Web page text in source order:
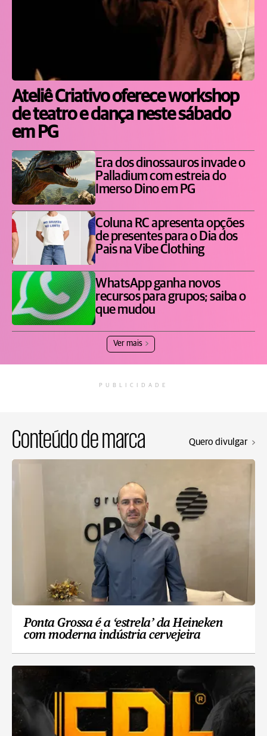
Ateliê Criativo oferece workshop
de teatro e dança neste sábado
em PG
Era dos dinossauros invade o
Palladium com estreia do
Imerso Dino em PG
Coluna RC apresenta opções
de presentes para o Dia dos
Pais na Vibe Clothing
WhatsApp ganha novos
recursos para grupos; saiba o
que mudou
Ver mais
PUBLICIDADE
Conteúdo de marca Quero divulgar
Ponta Grossa é a ‘estrela’ da Heineken
com moderna indústria cervejeira